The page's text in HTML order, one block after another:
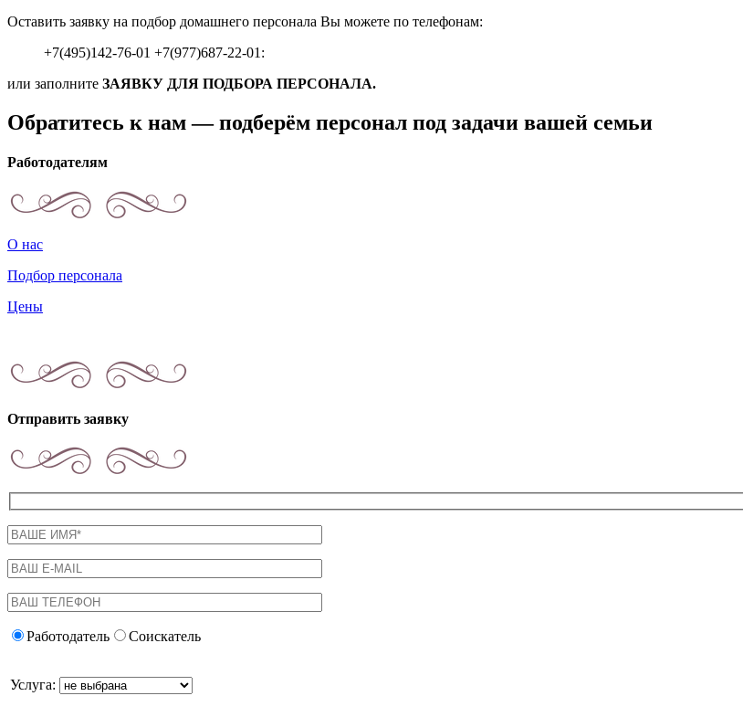
Оставить заявку на подбор домашнего персонала Вы можете по телефонам:
+7(495)142-76-01 +7(977)687-22-01:
или заполните ЗАЯВКУ ДЛЯ ПОДБОРА ПЕРСОНАЛА.
Обратитесь к нам — подберём персонал под задачи вашей семьи
Работодателям
О нас
Подбор персонала
Цены
Отправить заявку
Работодатель Соискатель
Услуга: